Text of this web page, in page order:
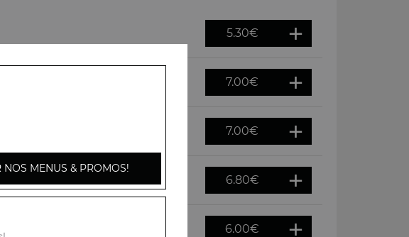
5.30€
7.00€
7.00€
6.80€
6.00€
NOS MENUS & PROMOS!